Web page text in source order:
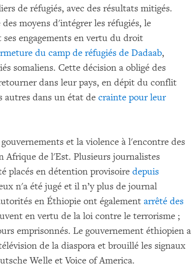
de réfugiés, avec des résultats mitigés.
moyens d'intégrer les réfugiés, le
engagements en vertu du droit
du camp de réfugiés de Dadaab,
somaliens. Cette décision a obligé des
dans leur pays, en dépit du conflit
autres dans un état de crainte pour leur
et la violence à l'encontre des
Afrique de l'Est. Plusieurs journalistes
placés en détention provisoire depuis
n'a été jugé et il n’y plus de journal
en Éthiopie ont également arrêté des
en vertu de la loi contre le terrorisme ;
emprisonnés. Le gouvernement éthiopien a
de la diaspora et brouillé les signaux
Welle et Voice of America.